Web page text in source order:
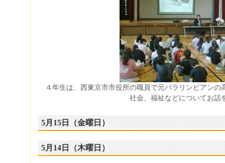
４年生は、西東京市市役所の職員で元パラリンピアン
社会、福祉などについてお話
5月15日（金曜日）
5月14日（木曜日）